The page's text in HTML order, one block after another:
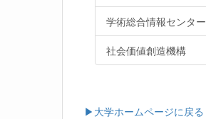
学術総合情報センター
社会価値創造機構
▶大学ホームページに戻る